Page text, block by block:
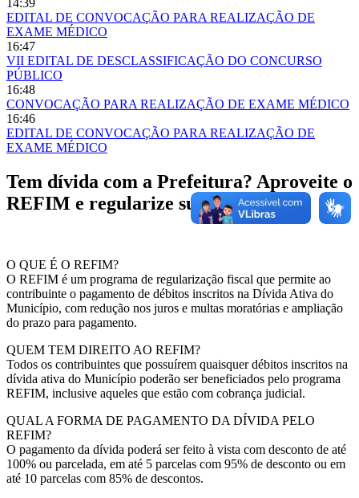
14:39
EDITAL DE CONVOCAÇÃO PARA REALIZAÇÃO DE
EXAME MÉDICO
16:47
VII EDITAL DE DESCLASSIFICAÇÃO DO CONCURSO
PÚBLICO
16:48
CONVOCAÇÃO PARA REALIZAÇÃO DE EXAME MÉDICO
16:46
EDITAL DE CONVOCAÇÃO PARA REALIZAÇÃO DE
EXAME MÉDICO
Tem dívida com a Prefeitura? Aproveite o
REFIM e regularize sua situação !
O QUE É O REFIM?
O REFIM é um programa de regularização fiscal que permite ao
contribuinte o pagamento de débitos inscritos na Dívida Ativa do
Município, com redução nos juros e multas moratórias e ampliação
do prazo para pagamento.
QUEM TEM DIREITO AO REFIM?
Todos os contribuintes que possuírem quaisquer débitos inscritos na
dívida ativa do Município poderão ser beneficiados pelo programa
REFIM, inclusive aqueles que estão com cobrança judicial.
QUAL A FORMA DE PAGAMENTO DA DÍVIDA PELO
REFIM?
O pagamento da dívida poderá ser feito à vista com desconto de até
100% ou parcelada, em até 5 parcelas com 95% de desconto ou em
até 10 parcelas com 85% de descontos.